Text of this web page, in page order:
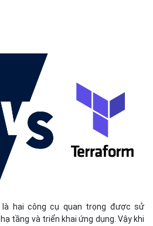
là hai công cụ quan trọng được sử
tầng và triển khai ứng dụng. Vậy khi